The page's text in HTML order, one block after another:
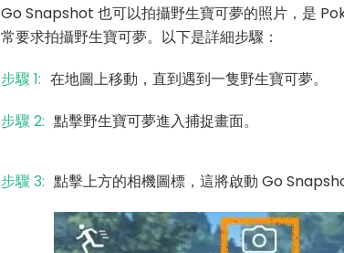
Go Snapshot 也可以拍攝野生寶可夢的照片，是
常要求拍攝野生寶可夢。以下是詳細步驟：
步驟 1: 在地圖上移動，直到遇到一隻野生寶可夢。
步驟 2: 點擊野生寶可夢進入捕捉畫面。
步驟 3: 點擊上方的相機圖標，這將啟動 Go